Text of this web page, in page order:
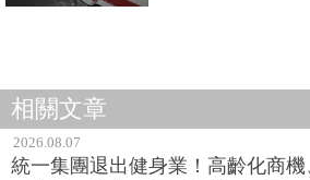
相關文章
2026.08.07
統一集團退出健身業！高齡化商